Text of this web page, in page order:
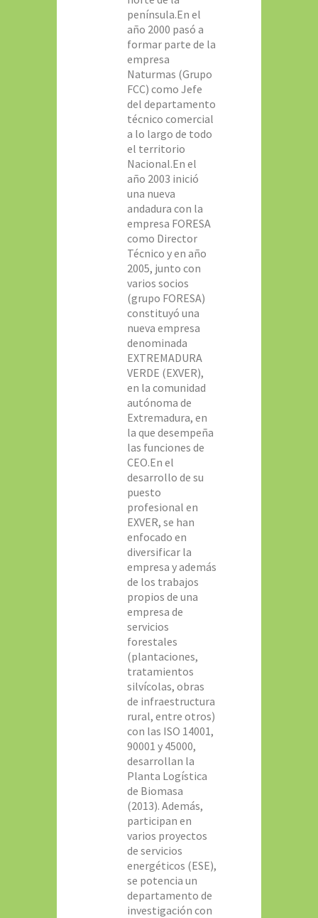
península.En el
año 2000 pasó a
formar parte de la
empresa
Naturmas (Grupo
FCC) como Jefe
del departamento
técnico comercial
a lo largo de todo
el territorio
Nacional.En el
año 2003 inició
una nueva
andadura con la
empresa FORESA
como Director
Técnico y en año
2005, junto con
varios socios
(grupo FORESA)
constituyó una
nueva empresa
denominada
EXTREMADURA
VERDE (EXVER),
en la comunidad
autónoma de
Extremadura, en
la que desempeña
las funciones de
CEO.En el
desarrollo de su
puesto
profesional en
EXVER, se han
enfocado en
diversificar la
empresa y además
de los trabajos
propios de una
empresa de
servicios
forestales
(plantaciones,
tratamientos
silvícolas, obras
de infraestructura
rural, entre otros)
con las ISO 14001,
90001 y 45000,
desarrollan la
Planta Logística
de Biomasa
(2013). Además,
participan en
varios proyectos
de servicios
energéticos (ESE),
se potencia un
departamento de
investigación con